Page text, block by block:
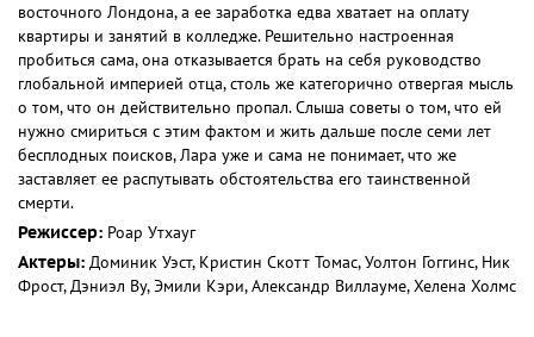
восточного Лондона, а ее заработка едва хватает на оплату
квартиры и занятий в колледже. Решительно настроенная
пробиться сама, она отказывается брать на себя руководство
глобальной империей отца, столь же категорично отвергая мысль
о том, что он действительно пропал. Слыша советы о том, что ей
нужно смириться с этим фактом и жить дальше после семи лет
бесплодных поисков, Лара уже и сама не понимает, что же
заставляет ее распутывать обстоятельства его таинственной
смерти.
Режиссер: Роар Утхауг
Актеры: Доминик Уэст, Кристин Скотт Томас, Уолтон Гоггинс, Ник
Фрост, Дэниэл Ву, Эмили Кэри, Александр Виллауме, Хелена Холмс